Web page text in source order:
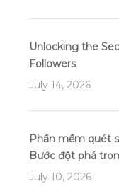
Unlocking the
Followers
July 14, 2026
Phần mềm quét
Bước đột phá
July 10, 2026